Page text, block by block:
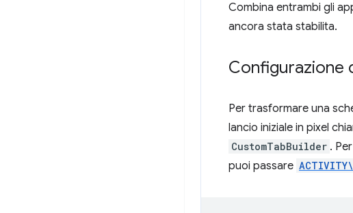
Combina entrambi gli
ancora stata stabilita.
Configurazione
Per trasformare una
lancio iniziale in pixel
CustomTabBuilder .
puoi passare